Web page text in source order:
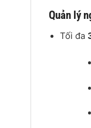
Quản lý
Tối đa